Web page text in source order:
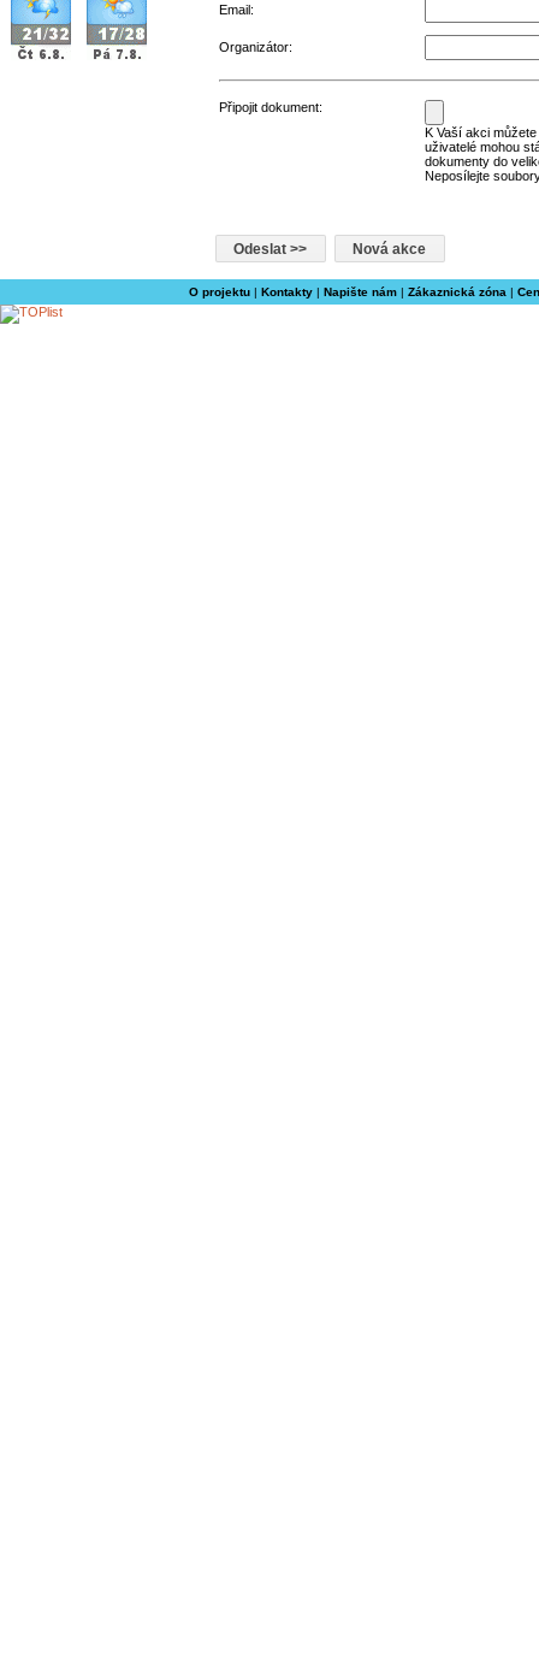
Email:
Organizátor:
Připojit dokument:
K Vaší akci
uživatelé mohou
dokumenty do
Neposílejte
O projektu| Kontakty| Napište nám| Zákaznická zóna |